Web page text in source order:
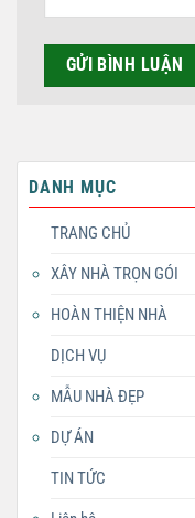
DANH MỤC
TRANG CHỦ
XÂY NHÀ TRỌN GÓI
HOÀN THIỆN NHÀ
DỊCH VỤ
MẪU NHÀ ĐẸP
DỰ ÁN
TIN TỨC